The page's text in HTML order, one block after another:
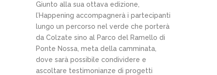
Giunto alla sua ottava edizione,
l’Happening accompagnerà i partecipanti
lungo un percorso nel verde che porterà
da Colzate sino al Parco del Ramello di
Ponte Nossa, meta della camminata,
dove sarà possibile condividere e
ascoltare testimonianze di progetti